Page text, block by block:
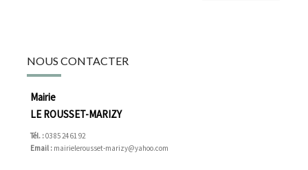
NOUS CONTACTER
Mairie
LE ROUSSET-MARIZY
Tél. :03 85 24 61 92
Email : mairielerousset-marizy@yahoo.com